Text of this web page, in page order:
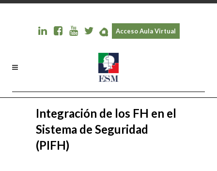
Acceso Aula Virtual
Integración de los FH en el
Sistema de Seguridad
(PIFH)